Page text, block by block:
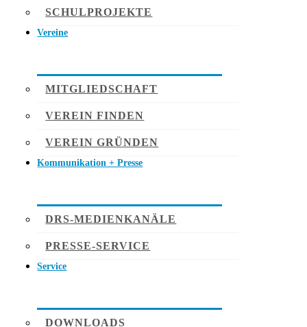
SCHULPROJEKTE
Vereine
MITGLIEDSCHAFT
VEREIN FINDEN
VEREIN GRÜNDEN
Kommunikation + Presse
DRS-MEDIENKANÄLE
PRESSE-SERVICE
Service
DOWNLOADS